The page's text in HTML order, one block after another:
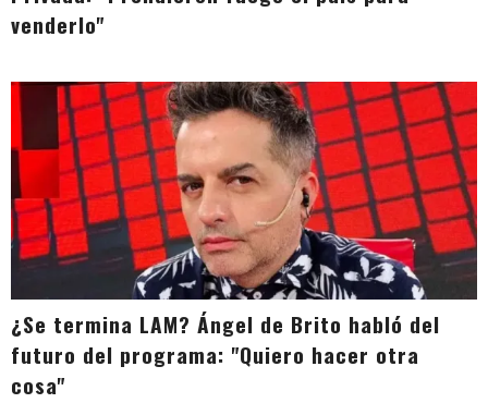
venderlo"
¿Se termina LAM? Ángel de Brito habló del
futuro del programa: "Quiero hacer otra
cosa"